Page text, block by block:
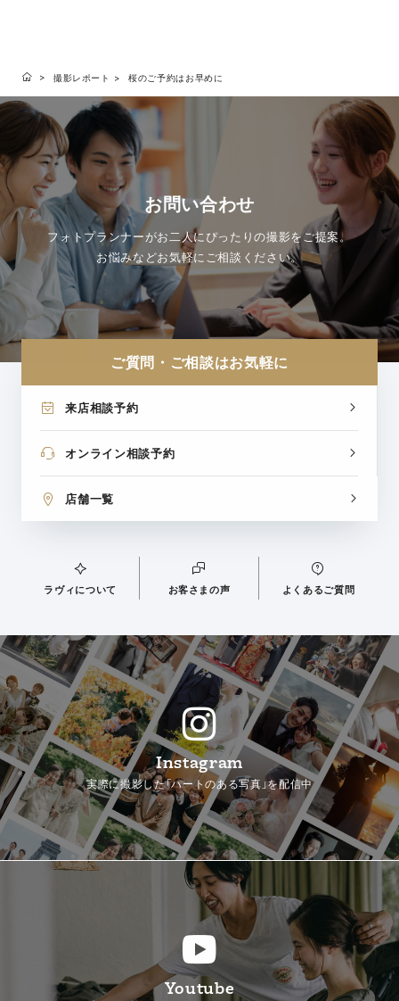
撮影レポート 桜のご予約はお早めに
お問い合わせ
フォトプランナーがお二人にぴったりの撮影をご提案。
お悩みなどお気軽にご相談ください。
ご質問・ご相談はお気軽に
来店相談予約
オンライン相談予約
店舗一覧
ラヴィについて お客さまの声 よくあるご質問
Instagram
実際に撮影した「ハートのある写真」を配信中
Youtube